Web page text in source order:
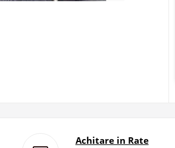
Achitare in Rate